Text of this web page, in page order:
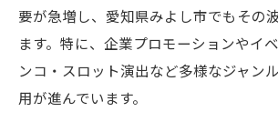
要が急増し、愛知県みよし市でもその
ます。特に、企業プロモーションやイ
ンコ・スロット演出など多様なジャン
用が進んでいます。